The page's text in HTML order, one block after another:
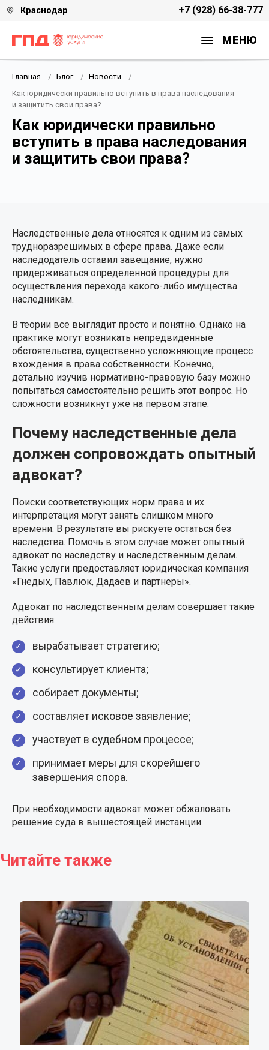
Краснодар +7 (928) 66-38-777
МЕНЮ
Главная Блог
Новости
Как юридически правильно вступить в права наследования
и защитить свои права?
Как юридически правильно
вступить в права наследования
и защитить свои права?
Наследственные дела относятся к одним из самых
трудноразрешимых в сфере права. Даже если
наследодатель оставил завещание, нужно
придерживаться определенной процедуры для
осуществления перехода какого-либо имущества
наследникам.
В теории все выглядит просто и понятно. Однако на
практике могут возникать непредвиденные
обстоятельства, существенно усложняющие процесс
вхождения в права собственности. Конечно,
детально изучив нормативно-правовую базу можно
попытаться самостоятельно решить этот вопрос. Но
сложности возникнут уже на первом этапе.
Почему наследственные дела
должен сопровождать опытный
адвокат?
Поиски соответствующих норм права и их
интерпретация могут занять слишком много
времени. В результате вы рискуете остаться без
наследства. Помочь в этом случае может опытный
адвокат по наследству и наследственным делам.
Такие услуги предоставляет юридическая компания
«Гнедых, Павлюк, Дадаев и партнеры».
Адвокат по наследственным делам совершает такие
действия:
вырабатывает стратегию;
консультирует клиента;
собирает документы;
составляет исковое заявление;
участвует в судебном процессе;
принимает меры для скорейшего
завершения спора.
При необходимости адвокат может обжаловать
решение суда в вышестоящей инстанции.
Читайте также
УСЛУГИ
Банкротство
Уголовно-правовая защита
Разрешение споров
Семейное право и наследование
БАНКРОТСТВО
Юрист по кредитам
Финансовый управляющий
РАЗРЕШЕНИЕ СПОРОВ
Адвокат по арбитражным делам
Таможенный юрист
Юр. сопровождение
СЕМЕЙНОЕ ПРАВО И НАСЛЕДОВАНИЕ
Адвокат по разделу имущества
Адвокат по разводам
Юрист по алиментам
НЕДВИЖИМОСТЬ, ЗЕМЛЯ
Юрист в строительстве